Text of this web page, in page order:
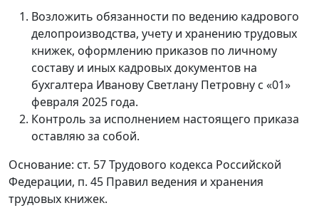
Возложить обязанности по ведению кадрового
делопроизводства, учету и хранению трудовых
книжек, оформлению приказов по личному
составу и иных кадровых документов на
бухгалтера Иванову Светлану Петровну с «01»
февраля 2025 года.
Контроль за исполнением настоящего приказа
оставляю за собой.
Основание: ст. 57 Трудового кодекса Российской
Федерации, п. 45 Правил ведения и хранения
трудовых книжек.